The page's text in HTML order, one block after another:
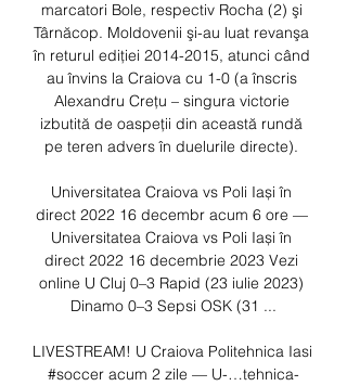
marcatori Bole, respectiv Rocha (2) şi
Târnăcop. Moldovenii şi-au luat revanşa
în returul ediţiei 2014-2015, atunci când
au învins la Craiova cu 1-0 (a înscris
Alexandru Creţu – singura victorie
izbutită de oaspeţii din această rundă
pe teren advers în duelurile directe).
Universitatea Craiova vs Poli Iași în
direct 2022 16 decembr acum 6 ore —
Universitatea Craiova vs Poli Iași în
direct 2022 16 decembrie 2023 Vezi
online U Cluj 0–3 Rapid (23 iulie 2023)
Dinamo 0–3 Sepsi OSK (31 ...
LIVESTREAM! U Craiova️ Politehnica Iasi
#soccer acum 2 zile — U-…tehnica-